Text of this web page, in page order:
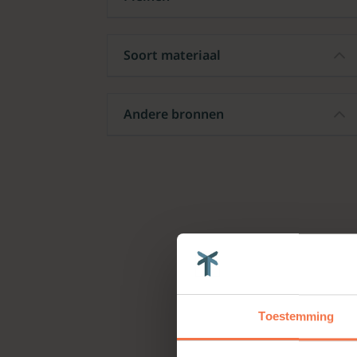
Toestemming
Soort materiaal
Andere bronnen